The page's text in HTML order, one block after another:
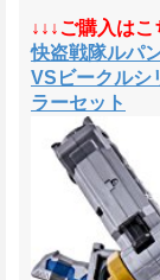
↓↓↓ご購入はこ
快盗戦隊ルパ
VSビークルシ
ラーセット